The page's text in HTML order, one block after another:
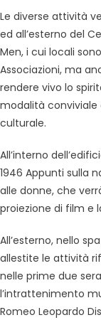
Le diverse attività
ed all’esterno del
Men, i cui locali
Associazioni, ma
rendere vivo lo
modalità conviviale
culturale.
All’interno
1946 Appunti sulla
alle donne, che
proiezione di film e
All’esterno, nello
allestite le attività
nelle prime due
l’intrattenimento
Romeo Leopardo